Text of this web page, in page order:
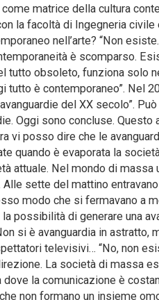
matrice della cultura
la facoltà di Ingegneria
nell’arte? “Non
è scomparso.
tutto obsoleto, funziona solo
tutto è contemporaneo”. Nel
del XX secolo”.
Oggi sono concluse.
vi posso dire che le
quando è evaporata la
attuale. Nel mondo di
sette del mattino
modo che si fermavano a
possibilità di generare una
si è avanguardia in astratto,
televisivi… “No, non
La società di massa
dove la comunicazione è
non formano un insieme